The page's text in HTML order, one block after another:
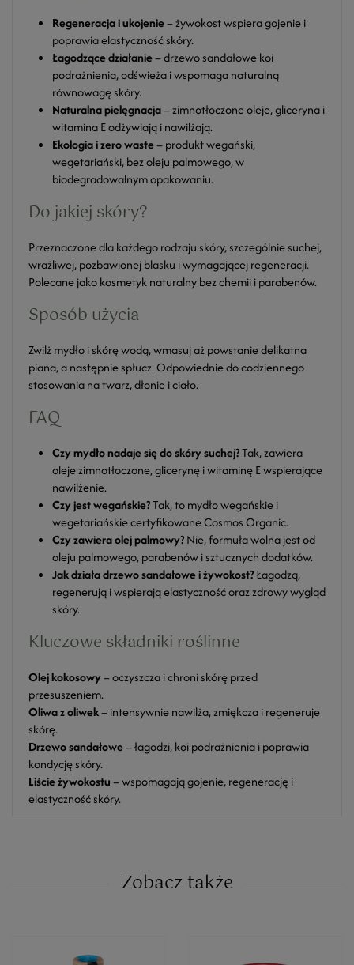
Regeneracja i ukojenie– żywokost wspiera gojenie i
poprawia elastyczność skóry.
Łagodzące działanie– drzewo sandałowe koi
podrażnienia, odświeża i wspomaga naturalną
równowagę skóry.
Naturalna pielęgnacja– zimnotłoczone oleje, gliceryna i
witamina E odżywiają i nawilżają.
Ekologia i zero waste– produkt wegański,
wegetariański, bez oleju palmowego, w
biodegradowalnym opakowaniu.
Do jakiej skóry?
Przeznaczone dla każdego rodzaju skóry, szczególnie suchej,
wrażliwej, pozbawionej blasku i wymagającej regeneracji.
Polecane jako kosmetyk naturalny bez chemii i parabenów.
Sposób użycia
Zwilż mydło i skórę wodą, wmasuj aż powstanie delikatna
piana, a następnie spłucz. Odpowiednie do codziennego
stosowania na twarz, dłonie i ciało.
FAQ
Czy mydło nadaje się do skóry suchej?Tak, zawiera
oleje zimnotłoczone, glicerynę i witaminę E wspierające
nawilżenie.
Czy jest wegańskie?Tak, to mydło wegańskie i
wegetariańskie certyfikowane Cosmos Organic.
Czy zawiera olej palmowy?Nie, formuła wolna jest od
oleju palmowego, parabenów i sztucznych dodatków.
Jak działa drzewo sandałowe i żywokost?Łagodzą,
regenerują i wspierają elastyczność oraz zdrowy wygląd
skóry.
Kluczowe składniki roślinne
Olej kokosowy– oczyszcza i chroni skórę przed
przesuszeniem.
Oliwa z oliwek– intensywnie nawilża, zmiękcza i regeneruje
skórę.
Drzewo sandałowe– łagodzi, koi podrażnienia i poprawia
kondycję skóry.
Liście żywokostu– wspomagają gojenie, regenerację i
elastyczność skóry.
Zobacz także